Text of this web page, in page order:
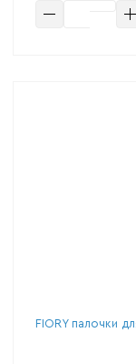
FIORY палочки